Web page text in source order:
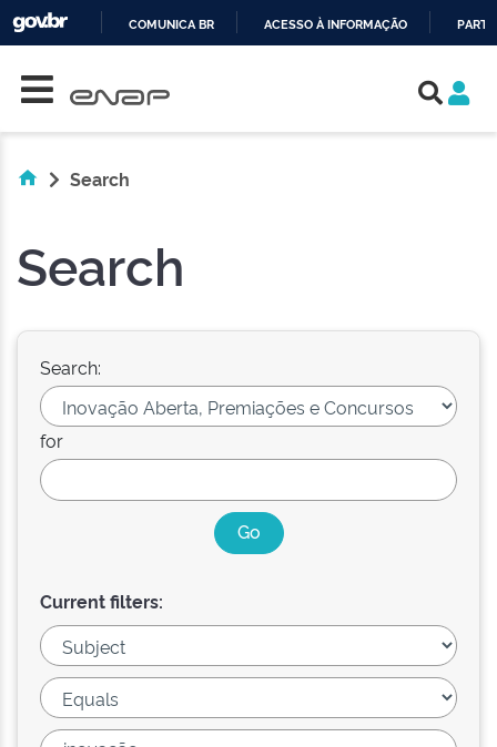
COMUNICA BR ACESSO À INFORMAÇÃO
Search
Search
Search:
for
Current filters: